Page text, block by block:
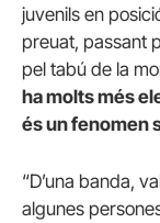
juvenils en
preuat, passant
pel tabú de la
ha molts més
és un fenomen
“D’una banda,
algunes